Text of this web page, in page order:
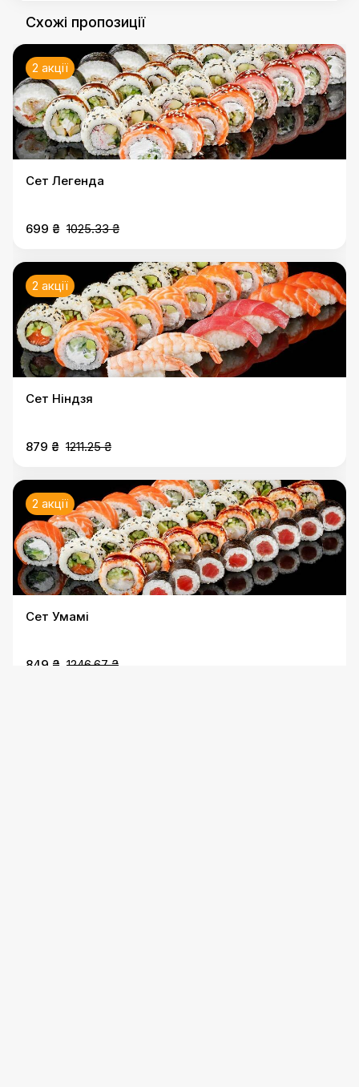
Схожі пропозиції
2 акції
Сет Легенда
699 ₴ 1025.33 ₴
2 акції
Сет Ніндзя
879 ₴ 1211.25 ₴
2 акції
Сет Умамі
849 ₴ 1246.67 ₴